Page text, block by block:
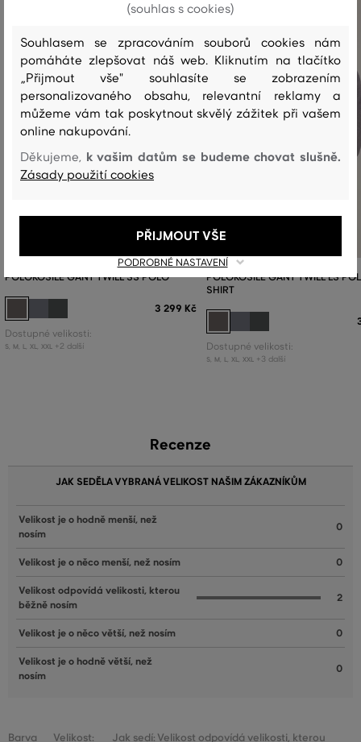
POLOKOŠILE GANT TWILL SS POLO
3 299 Kč
Dostupné velikosti:
S M L XL XXL +2 další
POLOKOŠILE GANT TWILL LS
SHIRT
Dostupné velikosti:
S M L XL XXL +3 další
Recenze
JAK SEDĚLA VYBRANÁ VELIKOST NAŠIM ZÁKAZNÍKŮM
Velikost je o hodně menší, než
nosím
0
Velikost je o něco menší, než nosím 0
Velikost odpovídá velikosti, kterou
běžně nosím
2
Velikost je o něco větší, než nosím 0
Velikost je o hodně větší, než
nosím
0
Barva Velikost: Jak sedí: Velikost odpovídá velikosti, kterou
(souhlas s cookies)
Souhlasem se zpracováním souborů cookies nám
pomáháte zlepšovat náš web. Kliknutím na tlačítko
„Přijmout vše" souhlasíte se zobrazením
personalizovaného obsahu, relevantní reklamy a
můžeme vám tak poskytnout skvělý zážitek při vašem
online nakupování.
Děkujeme, k vašim datům se budeme chovat slušně.
Zásady použití cookies
PODROBNÉ NASTAVENÍ
PŘIJMOUT VŠE